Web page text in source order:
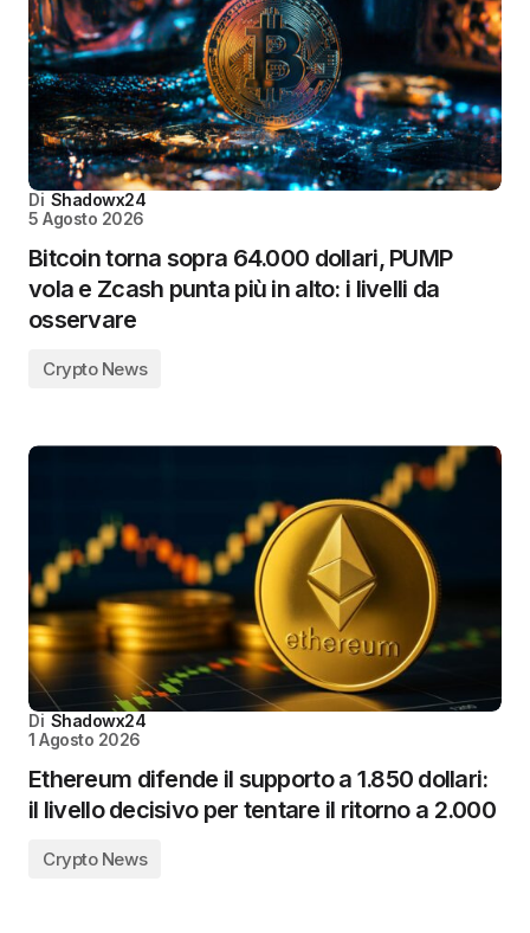
Di Shadowx24
5 Agosto 2026
Bitcoin torna sopra 64.000 dollari, PUMP
vola e Zcash punta più in alto: i livelli da
osservare
Crypto News
Di Shadowx24
1 Agosto 2026
Ethereum difende il supporto a 1.850 dollari:
il livello decisivo per tentare il ritorno a 2.000
Crypto News